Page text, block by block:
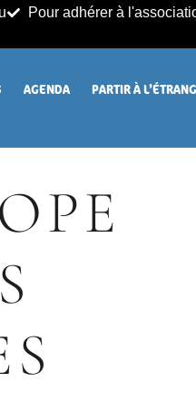
Pour adhérer à
AGENDA PARTIR À